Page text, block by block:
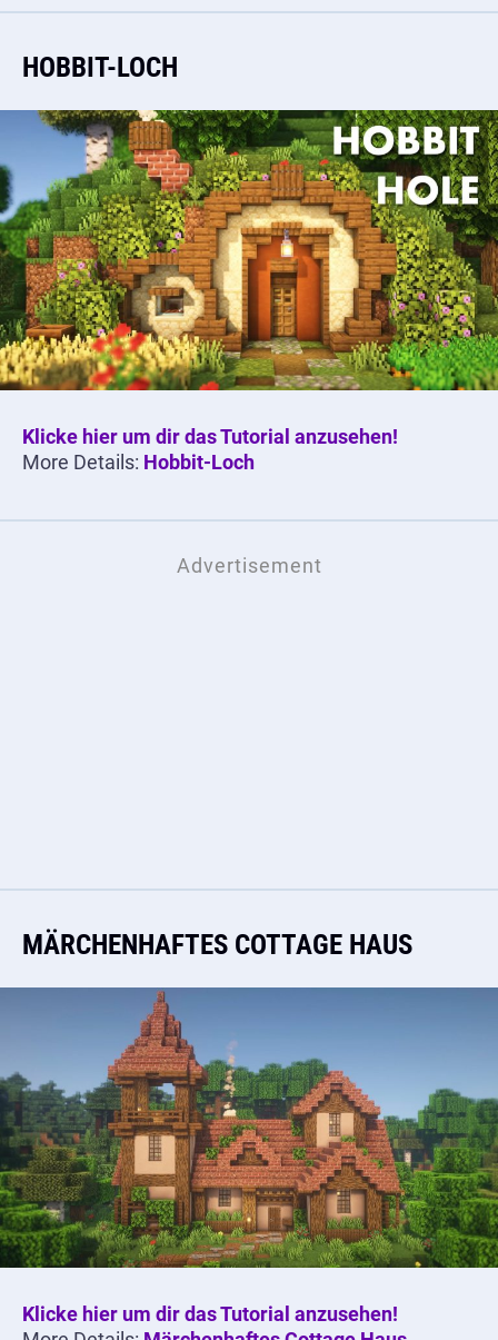
HOBBIT-LOCH
Klicke hier um dir das Tutorial anzusehen!
More Details: Hobbit-Loch
MÄRCHENHAFTES COTTAGE HAUS
Klicke hier um dir das Tutorial anzusehen!